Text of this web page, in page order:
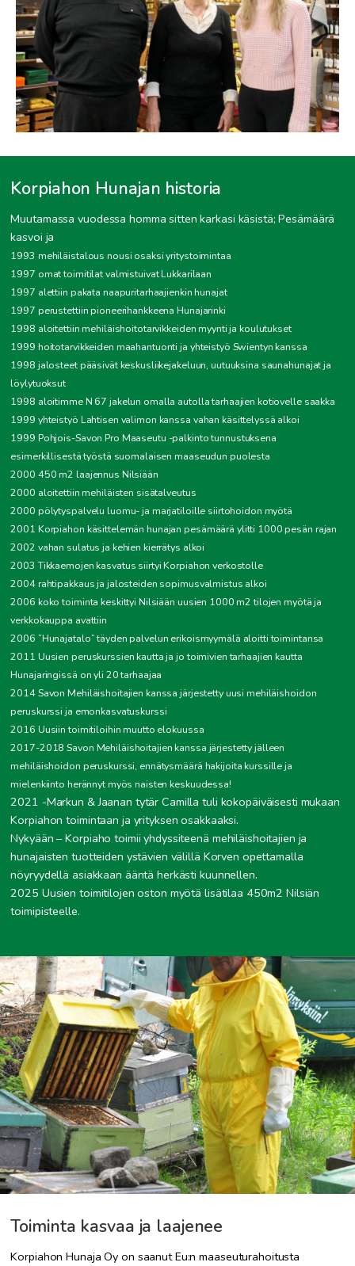
Korpiahon Hunajan historia
Muutamassa vuodessa homma sitten karkasi käsistä; Pesämäärä
kasvoi ja
1993 mehiläistalous nousi osaksi yritystoimintaa
1997 omat toimitilat valmistuivat Lukkarilaan
1997 alettiin pakata naapuritarhaajienkin hunajat
1997 perustettiin pioneerihankkeena Hunajarinki
1998 aloitettiin mehiläishoitotarvikkeiden myynti ja koulutukset
1999 hoitotarvikkeiden maahantuonti ja yhteistyö Swientyn kanssa
1998 jalosteet pääsivät keskusliikejakeluun, uutuuksina saunahunajat ja
löylytuoksut
1998 aloitimme N 67 jakelun omalla autolla tarhaajien kotiovelle saakka
1999 yhteistyö Lahtisen valimon kanssa vahan käsittelyssä alkoi
1999 Pohjois-Savon Pro Maaseutu -palkinto tunnustuksena
esimerkillisestä työstä suomalaisen maaseudun puolesta
2000 450 m2 laajennus Nilsiään
2000 aloitettiin mehiläisten sisätalveutus
2000 pölytyspalvelu luomu- ja marjatiloille siirtohoidon myötä
2001 Korpiahon käsittelemän hunajan pesämäärä ylitti 1000 pesän rajan
2002 vahan sulatus ja kehien kierrätys alkoi
2003 Tikkaemojen kasvatus siirtyi Korpiahon verkostolle
2004 rahtipakkaus ja jalosteiden sopimusvalmistus alkoi
2006 koko toiminta keskittyi Nilsiään uusien 1000 m2 tilojen myötä ja
verkkokauppa avattiin
2006 ”Hunajatalo” täyden palvelun erikoismyymälä aloitti toimintansa
2011 Uusien peruskurssien kautta ja jo toimivien tarhaajien kautta
Hunajaringissä on yli 20 tarhaajaa
2014 Savon Mehiläishoitajien kanssa järjestetty uusi mehiläishoidon
peruskurssi ja emonkasvatuskurssi
2016 Uusiin toimitiloihin muutto elokuussa
2017-2018 Savon Mehiläishoitajien kanssa järjestetty jälleen
mehiläishoidon peruskurssi, ennätysmäärä hakijoita kurssille ja
mielenkiinto herännyt myös naisten keskuudessa!
2021 -Markun & Jaanan tytär Camilla tuli kokopäiväisesti mukaan
Korpiahon toimintaan ja yrityksen osakkaaksi.
Nykyään – Korpiaho toimii yhdyssiteenä mehiläishoitajien ja
hunajaisten tuotteiden ystävien välillä Korven opettamalla
nöyryydellä asiakkaan ääntä herkästi kuunnellen.
2025 Uusien toimitilojen oston myötä lisätilaa 450m2 Nilsiän
toimipisteelle.
Toiminta kasvaa ja laajenee
Korpiahon Hunaja Oy on saanut Eu:n maaseuturahoitusta